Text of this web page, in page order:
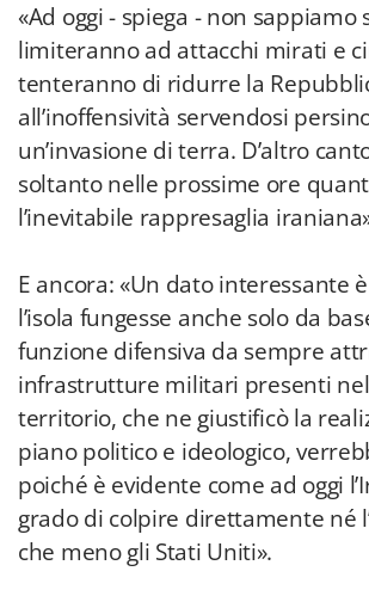
«Ad oggi - spiega - non sappiamo
limiteranno ad attacchi mirati e
tenteranno di ridurre la
all’inoffensività servendosi
un’invasione di terra. D’altro
soltanto nelle prossime ore
l’inevitabile rappresaglia
E ancora: «Un dato interessante
l’isola fungesse anche solo da
funzione difensiva da sempre
infrastrutture militari presenti
territorio, che ne giustificò la
piano politico e ideologico,
poiché è evidente come ad oggi
grado di colpire direttamente né
che meno gli Stati Uniti».